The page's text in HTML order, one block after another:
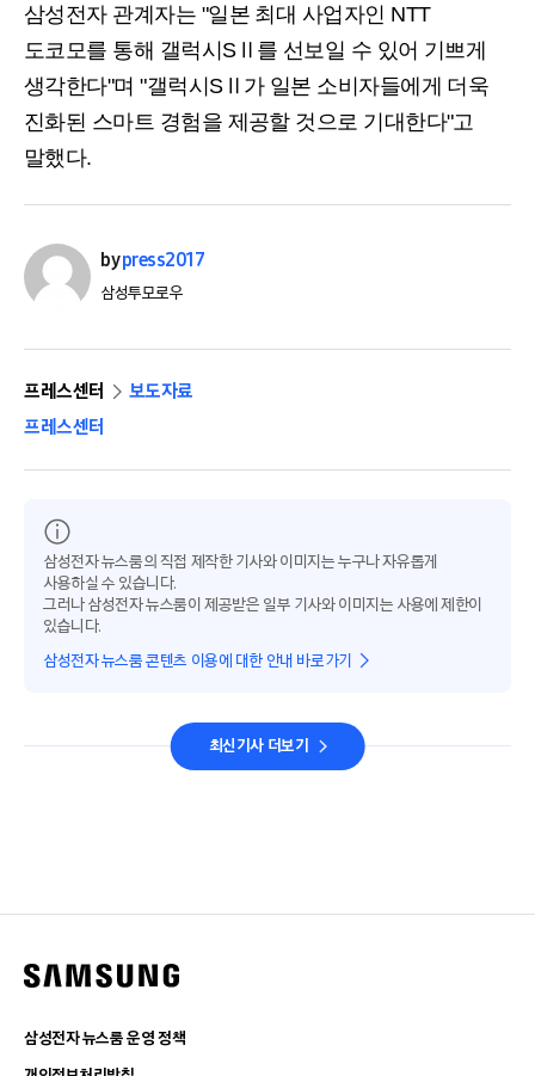
삼성전자 관계자는 "일본 최대 사업자인 NTT
도코모를 통해 갤럭시SⅡ를 선보일 수 있어 기쁘게
생각한다"며 "갤럭시SⅡ가 일본 소비자들에게 더욱
진화된 스마트 경험을 제공할 것으로 기대한다"고
말했다.
bypress2017
삼성투모로우
프레스센터
보도자료
프레스센터
삼성전자 뉴스룸의 직접 제작한 기사와 이미지는 누구나 자유롭게
사용하실 수 있습니다.
그러나 삼성전자 뉴스룸이 제공받은 일부 기사와 이미지는 사용에 제한이
있습니다.
삼성전자 뉴스룸 콘텐츠 이용에 대한 안내 바로가기
최신기사 더보기
삼성전자 뉴스룸 운영 정책